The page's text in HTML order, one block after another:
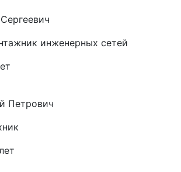
инженерных сетей
Петрович